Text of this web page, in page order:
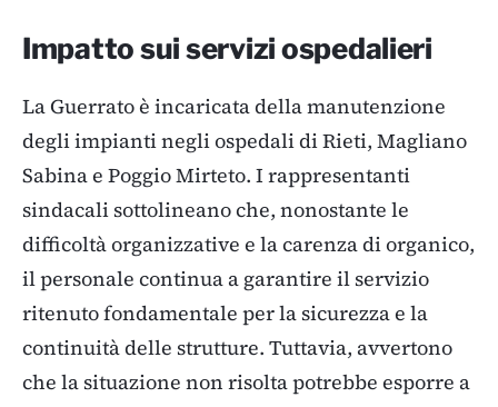
Impatto sui servizi ospedalieri
La Guerrato è incaricata della manutenzione
degli impianti negli ospedali di Rieti, Magliano
Sabina e Poggio Mirteto. I rappresentanti
sindacali sottolineano che, nonostante le
difficoltà organizzative e la carenza di organico,
il personale continua a garantire il servizio
ritenuto fondamentale per la sicurezza e la
continuità delle strutture. Tuttavia, avvertono
che la situazione non risolta potrebbe esporre a